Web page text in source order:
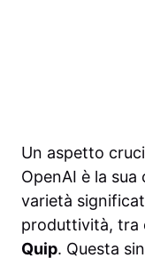
Un aspetto
OpenAI è la
varietà
produttività, tra
Quip. Questa